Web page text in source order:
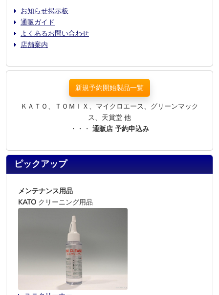
お知らせ掲示板
通販ガイド
よくあるお問い合わせ
店舗案内
新規予約開始製品一覧
ＫＡＴＯ、ＴＯＭＩＸ、マイクロエース、グリーンマック
ス、天賞堂 他
・・・ 通販店 予約申込み
ピックアップ
メンテナンス用品
KATO クリーニング用品